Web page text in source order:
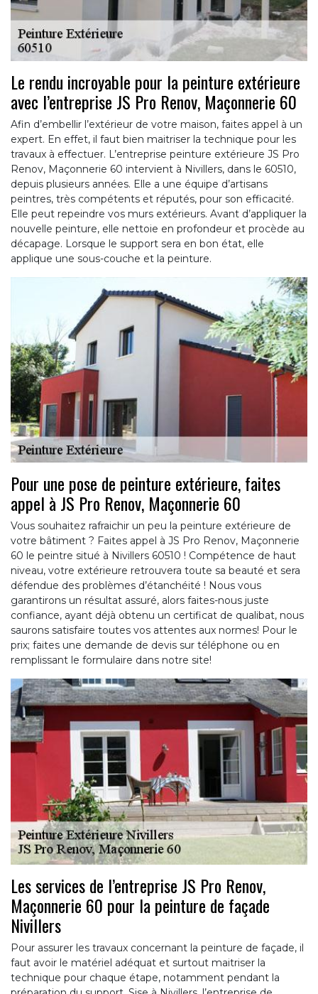
Le rendu incroyable pour la peinture extérieure
avec l’entreprise JS Pro Renov, Maçonnerie 60
Afin d’embellir l’extérieur de votre maison, faites appel à un
expert. En effet, il faut bien maitriser la technique pour les
travaux à effectuer. L’entreprise peinture extérieure JS Pro
Renov, Maçonnerie 60 intervient à Nivillers, dans le 60510,
depuis plusieurs années. Elle a une équipe d’artisans
peintres, très compétents et réputés, pour son efficacité.
Elle peut repeindre vos murs extérieurs. Avant d’appliquer la
nouvelle peinture, elle nettoie en profondeur et procède au
décapage. Lorsque le support sera en bon état, elle
applique une sous-couche et la peinture.
Pour une pose de peinture extérieure, faites
appel à JS Pro Renov, Maçonnerie 60
Vous souhaitez rafraichir un peu la peinture extérieure de
votre bâtiment ? Faites appel à JS Pro Renov, Maçonnerie
60 le peintre situé à Nivillers 60510 ! Compétence de haut
niveau, votre extérieure retrouvera toute sa beauté et sera
défendue des problèmes d’étanchéité ! Nous vous
garantirons un résultat assuré, alors faites-nous juste
confiance, ayant déjà obtenu un certificat de qualibat, nous
saurons satisfaire toutes vos attentes aux normes! Pour le
prix; faites une demande de devis sur téléphone ou en
remplissant le formulaire dans notre site!
Les services de l’entreprise JS Pro Renov,
Maçonnerie 60 pour la peinture de façade
Nivillers
Pour assurer les travaux concernant la peinture de façade, il
faut avoir le matériel adéquat et surtout maitriser la
technique pour chaque étape, notamment pendant la